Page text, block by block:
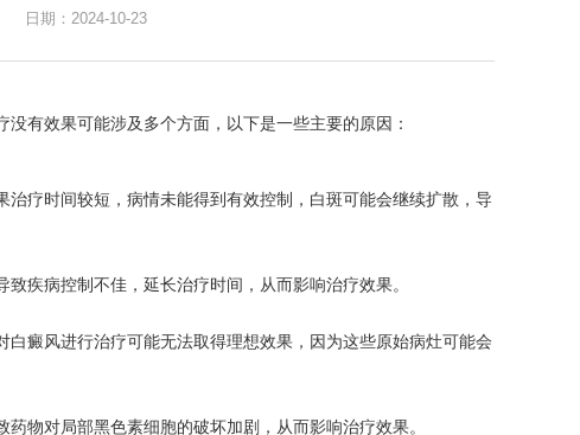
期：2024-10-23
没有效果可能涉及多个方面，以下是一些主要的原因：
疗时间较短，病情未能得到有效控制，白斑可能会继续扩散，导
病控制不佳，延长治疗时间，从而影响治疗效果。
癜风进行治疗可能无法取得理想效果，因为这些原始病灶可能会
对局部黑色素细胞的破坏加剧，从而影响治疗效果。